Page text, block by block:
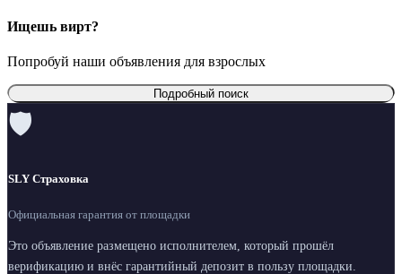
Ищешь вирт?
Попробуй наши объявления для взрослых
Подробный поиск
🛡
SLY Страховка
Официальная гарантия от площадки
Это объявление размещено исполнителем, который прошёл
верификацию и внёс гарантийный депозит в пользу площадки.